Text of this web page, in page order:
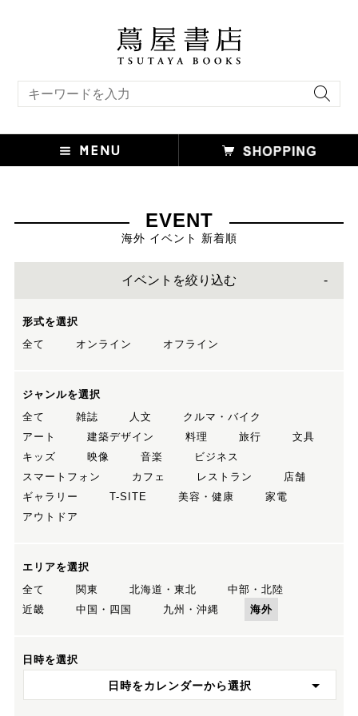
EVENT
海外 イベント 新着順
イベントを絞り込む
形式を選択
全て
オンライン オフライン
ジャンルを選択
全て
雑誌 人文
クルマ・バイク
アート
建築デザイン 料理 旅行
文具
キッズ
映像 音楽
ビジネス
スマートフォン
カフェ レストラン
店舗
ギャラリー
T-SITE 美容・健康
家電
アウトドア
エリアを選択
全て
関東 北海道・東北
中部・北陸
近畿
中国・四国 九州・沖縄 海外
日時を選択
日時をカレンダーから選択